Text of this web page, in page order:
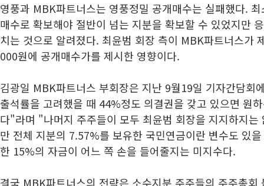
영풍과 MBK파트너스는 영풍정밀 공개매수는 실패했다.
매수로 확보해야 절반이 넘는 지분을 확보할 수 있었지만
치는 것으로 알려졌다. 최윤범 회장 측이 MBK파트너스가
000원에 공개매수가를 제시한 영향이다.
김광일 MBK파트너스 부회장은 지난 9월19일 기자간담회
출석률을 고려했을 때 44%정도 의결권을 갖고 있으면 원
다"라며 "나머지 주주들이 모두 최윤범 회장을 지지하지
만 전체 지분의 7.57%를 보유한 국민연금이란 변수도 있
한 15%의 자금이 어느 쪽 손을 들어줄지는 미지수다.
결국 MBK파트너스의 전략은 소수지분 주주들의 주주총회